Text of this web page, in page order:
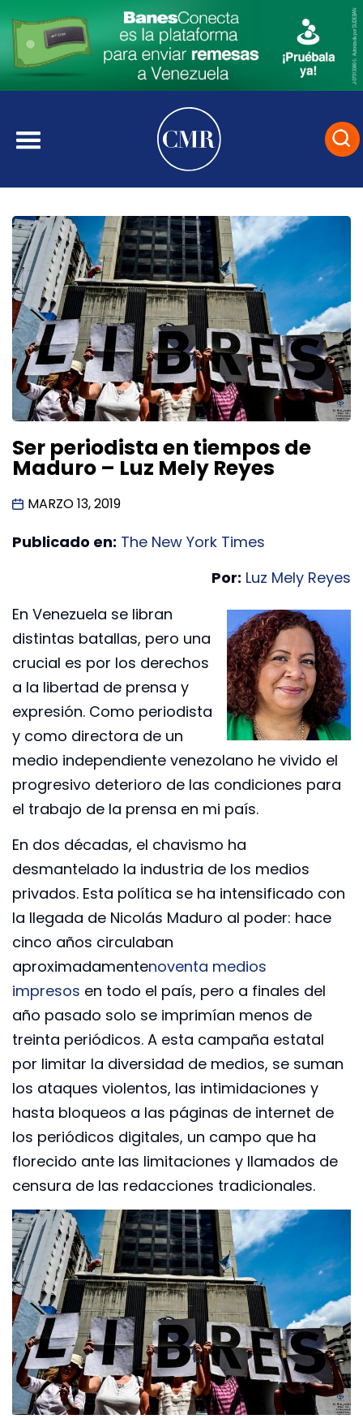
Ser periodista en tiempos de
Maduro – Luz Mely Reyes
MARZO 13, 2019
Publicado en: The New York Times
Por: Luz Mely Reyes
En Venezuela se libran
distintas batallas, pero una
crucial es por los derechos
a la libertad de prensa y
expresión. Como periodista
y como directora de un
medio independiente venezolano he vivido el
progresivo deterioro de las condiciones para
el trabajo de la prensa en mi país.
En dos décadas, el chavismo ha
desmantelado la industria de los medios
privados. Esta política se ha intensificado con
la llegada de Nicolás Maduro al poder: hace
cinco años circulaban
aproximadamentenoventa medios
impresos en todo el país, pero a finales del
año pasado solo se imprimían menos de
treinta periódicos. A esta campaña estatal
por limitar la diversidad de medios, se suman
los ataques violentos, las intimidaciones y
hasta bloqueos a las páginas de internet de
los periódicos digitales, un campo que ha
florecido ante las limitaciones y llamados de
censura de las redacciones tradicionales.